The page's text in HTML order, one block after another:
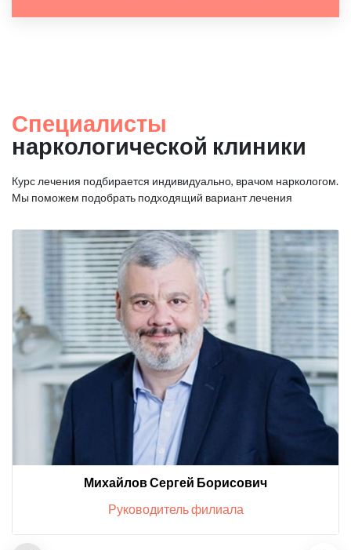
Специалисты
наркологической клиники
Курс лечения подбирается индивидуально, врачом наркологом.
Мы поможем подобрать подходящий вариант лечения
Михайлов Сергей Борисович
Руководитель филиала